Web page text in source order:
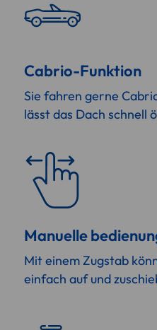
Cabrio-Funktion
Sie fahren gerne
lässt das Dach schnell
Manuelle
Mit einem Zugstab
einfach auf und